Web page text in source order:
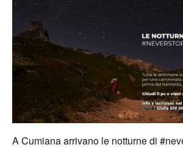
A Cumiana arrivano le notturne di